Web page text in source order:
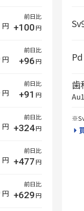
円
前日比
+100円
円
前日比
+96円
円
前日比
+91 円
円
前日比
+324円
円
前日比
+477円
円
前日比
+629円
Pd
歯